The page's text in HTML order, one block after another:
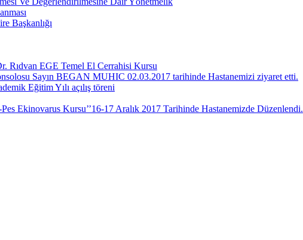
Başkanlığı
Rıdvan EGE Temel El Cerrahisi Kursu
Sayın BEGAN MUHIC 02.03.2017 tarihinde Hastanemizi ziyaret etti.
Eğitim Yılı açılış töreni
Ekinovarus Kursu’’16-17 Aralık 2017 Tarihinde Hastanemizde Düzenlendi.